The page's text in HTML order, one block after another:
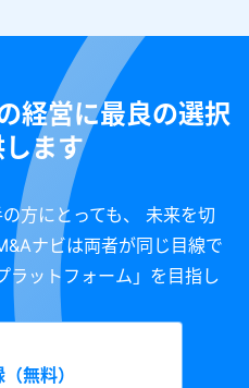
経営に最良の選択
ます
方にとっても、 未来を切
ナビは両者が同じ目線で
ラットフォーム」を目指し
無料）